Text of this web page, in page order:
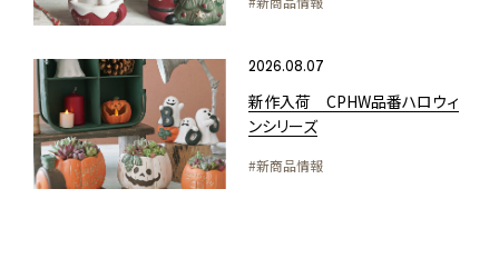
2026.08.07
新作入荷 CPHW品番ハロウィ
ンシリーズ
#新商品情報